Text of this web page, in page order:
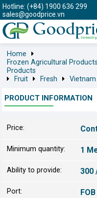
Hotline: (+84) 1900 636 299
sales@goodprice.vn
Home
Frozen Agricultural
Products
Fruit
Fresh
PRODUCT INFORMATION
Price:
Minimum quantity: 1
Ability to provide: 300
Port: